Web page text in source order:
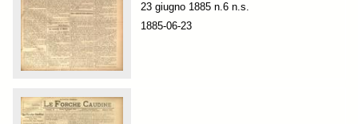
23 giugno 1885 n.6 n.s.
1885-06-23